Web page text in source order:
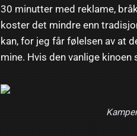
30 minutter med reklame,
koster det mindre enn
kan, for jeg får følelsen av at
mine. Hvis den vanlige